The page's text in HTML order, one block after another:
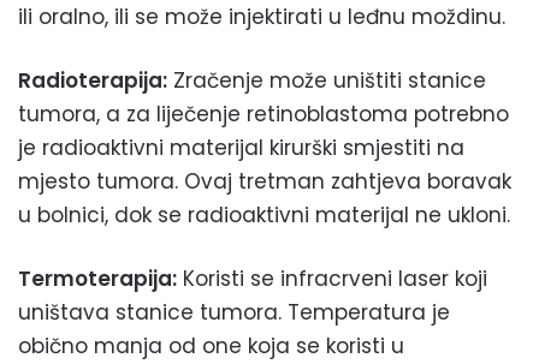
ili oralno, ili se može injektirati u leđnu moždinu.
Radioterapija: Zračenje može uništiti stanice
tumora, a za liječenje retinoblastoma potrebno
je radioaktivni materijal kirurški smjestiti na
mjesto tumora. Ovaj tretman zahtjeva boravak
u bolnici, dok se radioaktivni materijal ne ukloni.
Termoterapija: Koristi se infracrveni laser koji
uništava stanice tumora. Temperatura je
obično manja od one koja se koristi u